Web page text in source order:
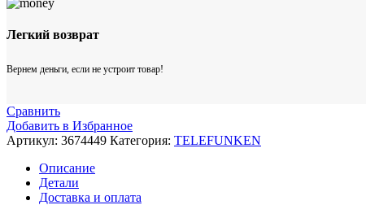
Легкий возврат
Вернем деньги, если не устроит товар!
Сравнить
Добавить в Избранное
Артикул: 3674449 Категория: TELEFUNKEN
Описание
Детали
Доставка и оплата